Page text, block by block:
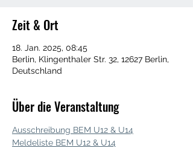
Zeit & Ort
18. Jan. 2025, 08:45
Berlin, Klingenthaler Str. 32, 12627 Berlin,
Deutschland
Über die Veranstaltung
Ausschreibung BEM U12 & U14
Meldeliste BEM U12 & U14